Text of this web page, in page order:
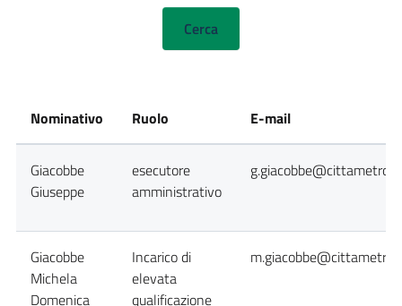
Nominativo Ruolo E-mail
Giacobbe
Giuseppe
esecutore
amministrativo
Giacobbe
Michela
Domenica
Incarico di
elevata
qualificazione